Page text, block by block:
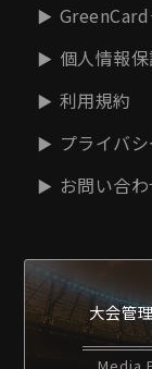
個人情報
利用規約
プライバ
お問い合
大会管
Media